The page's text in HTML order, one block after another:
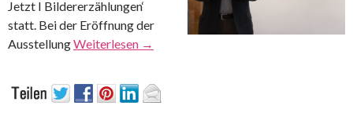
Jetzt I Bildererzählungen‘
statt. Bei der Eröffnung der
AusstellungWeiterlesen →